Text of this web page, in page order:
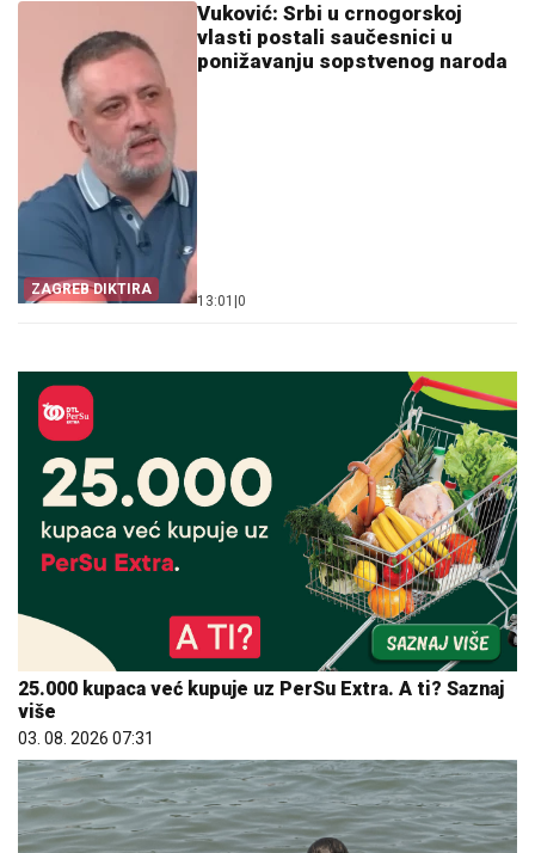
ZAGREB DIKTIRA
Vuković: Srbi u crnogorskoj
vlasti postali saučesnici u
ponižavanju sopstvenog naroda
13:01 0
25.000 kupaca već kupuje uz PerSu Extra. A ti? Saznaj
više
03. 08. 2026 07:31